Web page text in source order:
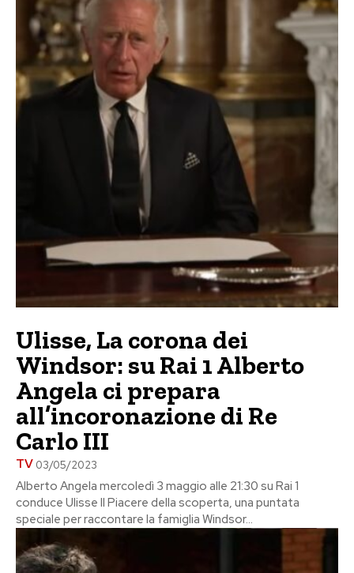
Ulisse, La corona dei
Windsor: su Rai 1 Alberto
Angela ci prepara
all’incoronazione di Re
Carlo III
TV 03/05/2023
Alberto Angela mercoledì 3 maggio alle 21:30 su Rai 1
conduce Ulisse Il Piacere della scoperta, una puntata
speciale per raccontare la famiglia Windsor...